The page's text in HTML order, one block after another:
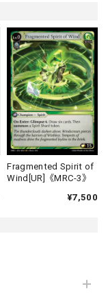
Fragmented Spirit of
Wind[UR]《MRC-3》
¥7,500